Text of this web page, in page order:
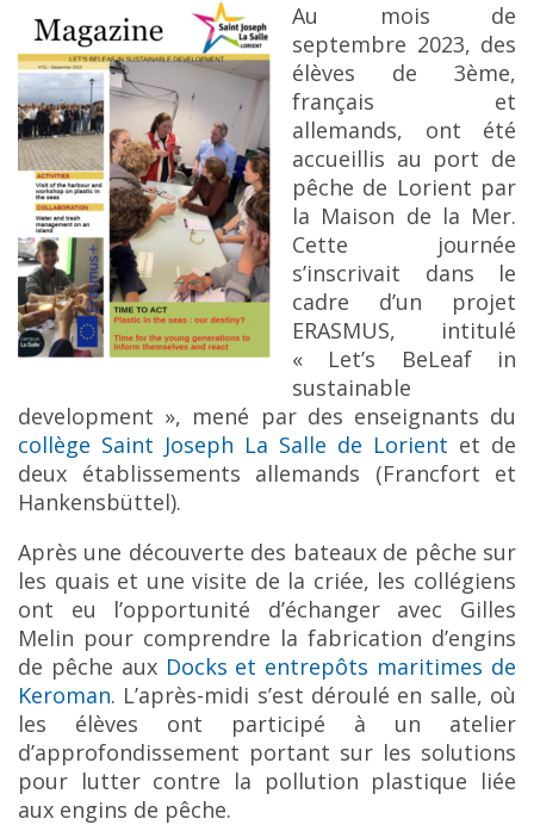
Au mois de
septembre 2023, des
élèves de 3ème,
français et
allemands, ont été
accueillis au port de
pêche de Lorient par
la Maison de la Mer.
Cette journée
s’inscrivait dans le
cadre d’un projet
ERASMUS, intitulé
« Let’s BeLeaf in
sustainable
development », mené par des enseignants du
collège Saint Joseph La Salle de Lorient et de
deux établissements allemands (Francfort et
Hankensbüttel).
Après une découverte des bateaux de pêche sur
les quais et une visite de la criée, les collégiens
ont eu l’opportunité d’échanger avec Gilles
Melin pour comprendre la fabrication d’engins
de pêche aux Docks et entrepôts maritimes de
Keroman. L’après-midi s’est déroulé en salle, où
les élèves ont participé à un atelier
d’approfondissement portant sur les solutions
pour lutter contre la pollution plastique liée
aux engins de pêche.